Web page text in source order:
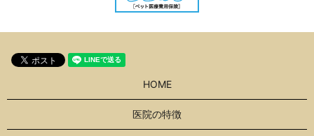
HOME
医院の特徴